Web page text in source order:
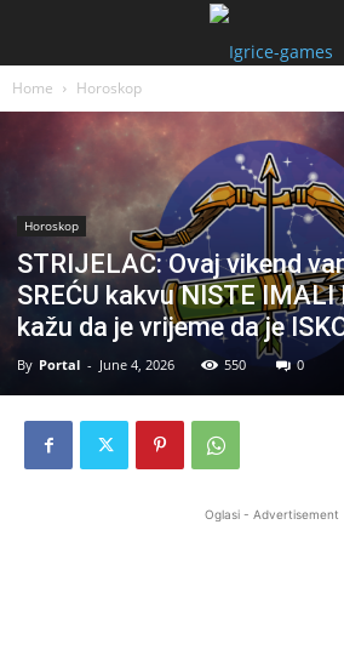
Home Horoskop
Horoskop
STRIJELAC: Ovaj vikend
SREĆU kakvu NISTE IMALI
kažu da je vrijeme da je
By Portal - June 4, 2026 550 0
Oglasi - Advertisement